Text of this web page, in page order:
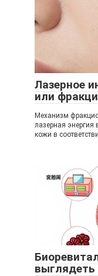
Лазерное
или
Механизм
лазерная энергия
кожи в